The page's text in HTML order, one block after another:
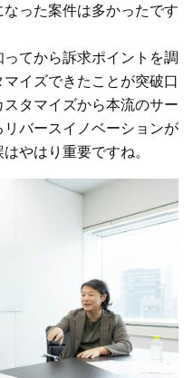
った案件は多かったです
てから訴求ポイントを調
イズできたことが突破口
タマイズから本流のサー
バースイノベーションが
やはり重要ですね。